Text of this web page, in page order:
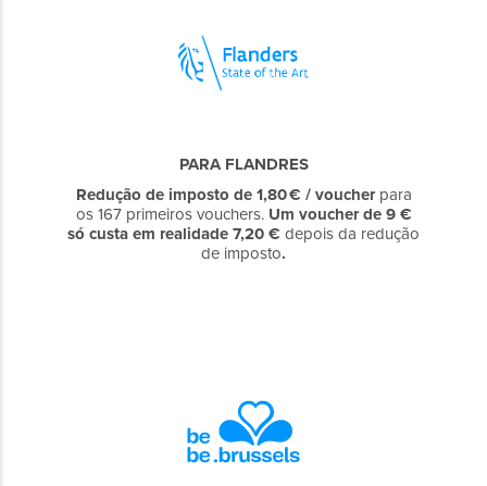
PARA FLANDRES
Redução de imposto de 1,80 € / voucherpara
os 167 primeiros vouchers. Um voucher de 9 €
só custa em realidade 7,20 € depois da redução
de imposto.